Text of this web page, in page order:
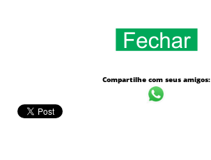
Compartilhe com seus amigos: